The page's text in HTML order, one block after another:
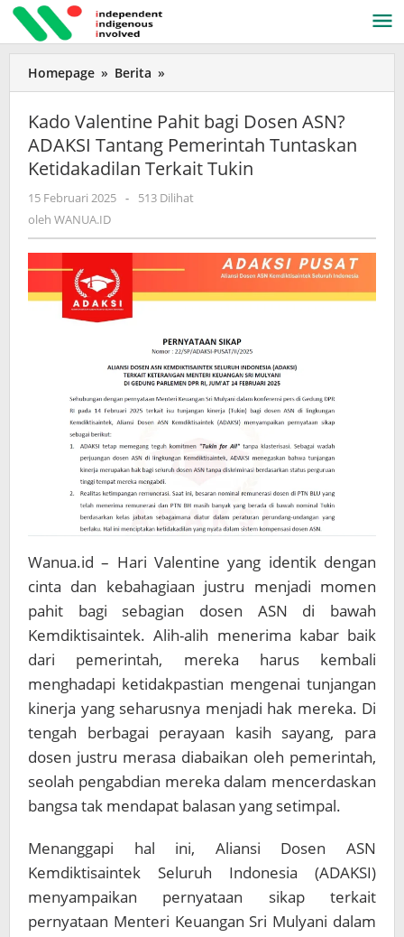
Lewati
konten
Homepage » Berita »
Valentine
Pahit
bagi
Dosen
ASN?
Tantang
Tuntaskan
Ketidakadilan
Tukin
Kado Valentine Pahit bagi Dosen ASN?
ADAKSI Tantang Pemerintah Tuntaskan
Ketidakadilan Terkait Tukin
15 Februari 2025 oleh
-
513 Dilihat
oleh WANUA.ID
Wanua.id – Hari Valentine yang identik dengan
cinta dan kebahagiaan justru menjadi momen
pahit bagi sebagian dosen ASN di bawah
Kemdiktisaintek. Alih-alih menerima kabar baik
dari pemerintah, mereka harus kembali
menghadapi ketidakpastian mengenai tunjangan
kinerja yang seharusnya menjadi hak mereka. Di
tengah berbagai perayaan kasih sayang, para
dosen justru merasa diabaikan oleh pemerintah,
seolah pengabdian mereka dalam mencerdaskan
bangsa tak mendapat balasan yang setimpal.
Menanggapi hal ini, Aliansi Dosen ASN
Kemdiktisaintek Seluruh Indonesia (ADAKSI)
menyampaikan pernyataan sikap terkait
pernyataan Menteri Keuangan Sri Mulyani dalam